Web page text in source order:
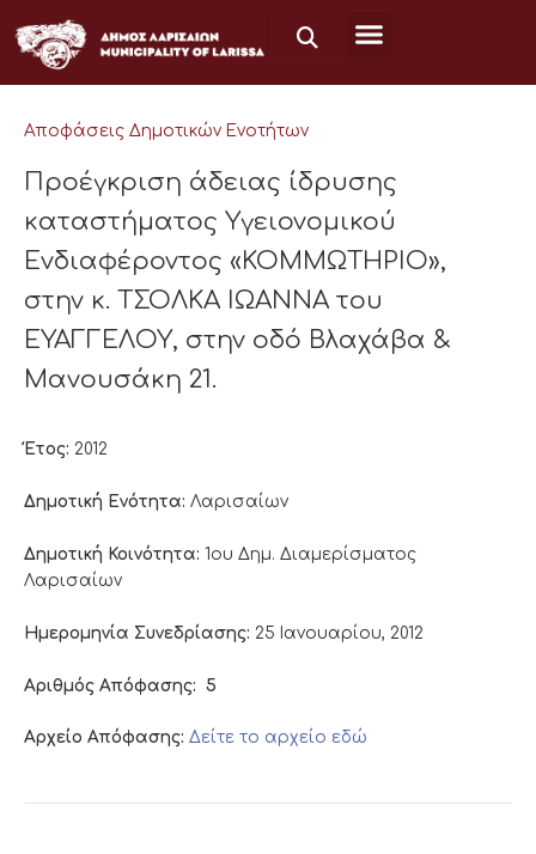
στο
περιεχόμενο
Αποφάσεις Δημοτικών Ενοτήτων
Προέγκριση άδειας ίδρυσης
καταστήματος Υγειονομικού
Ενδιαφέροντος «ΚΟΜΜΩΤΗΡΙΟ»,
στην κ. ΤΣΟΛΚΑ ΙΩΑΝΝΑ του
ΕΥΑΓΓΕΛΟΥ, στην οδό Βλαχάβα &
Μανουσάκη 21.
Έτος: 2012
Δημοτική Ενότητα: Λαρισαίων
Δημοτική Κοινότητα: 1ου Δημ. Διαμερίσματος
Λαρισαίων
Ημερομηνία Συνεδρίασης: 25 Ιανουαρίου, 2012
Αριθμός Απόφασης: 5
Αρχείο Απόφασης: Δείτε το αρχείο εδώ